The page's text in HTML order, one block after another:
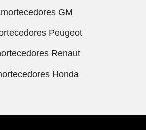
GM
Peugeot
Renaut
Honda